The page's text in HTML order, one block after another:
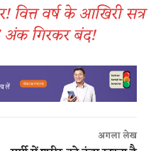
वर्ष के आखिरी सत्र
गिरकर बंद!
अगला लेख